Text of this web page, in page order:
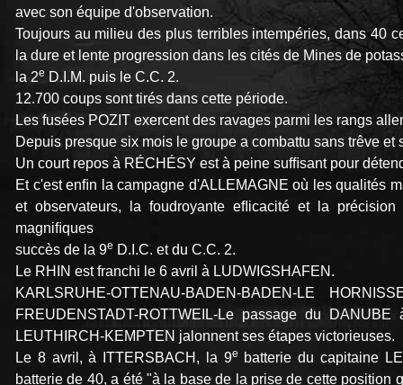
avec son équipe d'observation.
Toujours au milieu des plus terribles intempéries, dans 40
la dure et lente progression dans les cités de Mines de
la 2e D.I.M. puis le C.C. 2.
12.700 coups sont tirés dans cette période.
Les fusées POZIT exercent des ravages parmi les rangs
Depuis presque six mois le groupe a combattu sans trêve et
Un court repos à RÉCHÉSY est à peine sufﬁsant pour
Et c'est enﬁn la campagne d'ALLEMAGNE où les qualités
et observateurs, la foudroyante eﬂicacité et la
magniﬁques
succès de la 9e D.I.C. et du C.C. 2.
Le RHIN est franchi le 6 avril à LUDWIGSHAFEN.
KARLSRUHE-OTTENAU-BADEN-BADEN-LE
FREUDENSTADT-ROTTWEIL-Le passage du DANUBE
LEUTHIRCH-KEMPTEN jalonnent ses étapes victorieuses.
Le 8 avril, à ITTERSBACH, la 9e
batterie du capitaine
batterie de 40, a été "à la base de la prise de cette